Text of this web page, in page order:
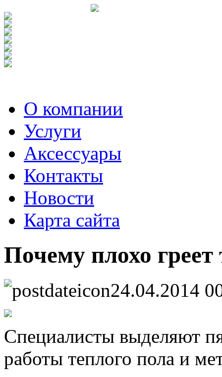
О компании
Услуги
Аксесcуары
Контакты
Новости
Карта сайта
Почему плохо
24.04.2014
Специалисты выделяют
работы теплого пола и